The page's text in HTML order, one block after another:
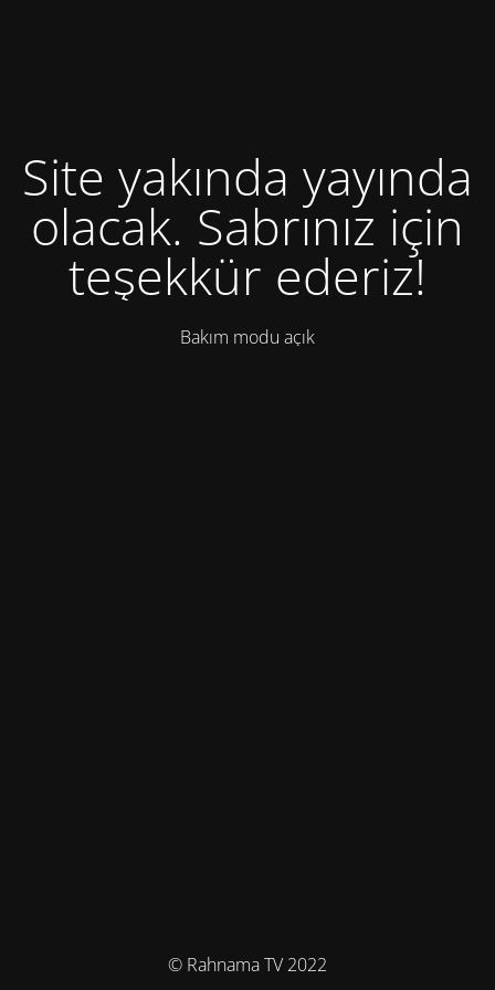
Site yakında yayında
olacak. Sabrınız için
teşekkür ederiz!
Bakım modu açık
© Rahnama TV 2022